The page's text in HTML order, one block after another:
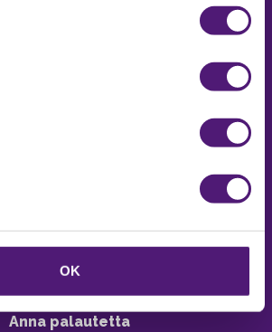
OK
Vastuullisuus
Ympäristöohjelma
Avoimet työpaikat
Anna palautetta